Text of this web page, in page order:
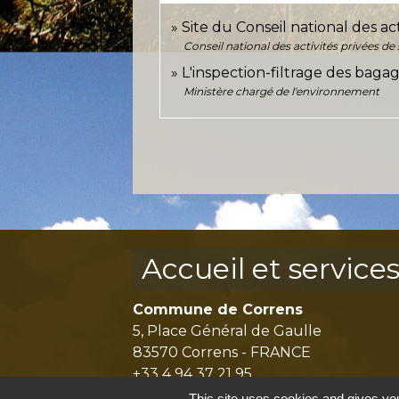
Site du Conseil national des
Conseil national des activités privées de
L'inspection-filtrage des
Ministère chargé de l'environnement
Accueil et services
Commune de Correns
5, Place Général de Gaulle
83570 Correns - FRANCE
+33 4 94 37 21 95